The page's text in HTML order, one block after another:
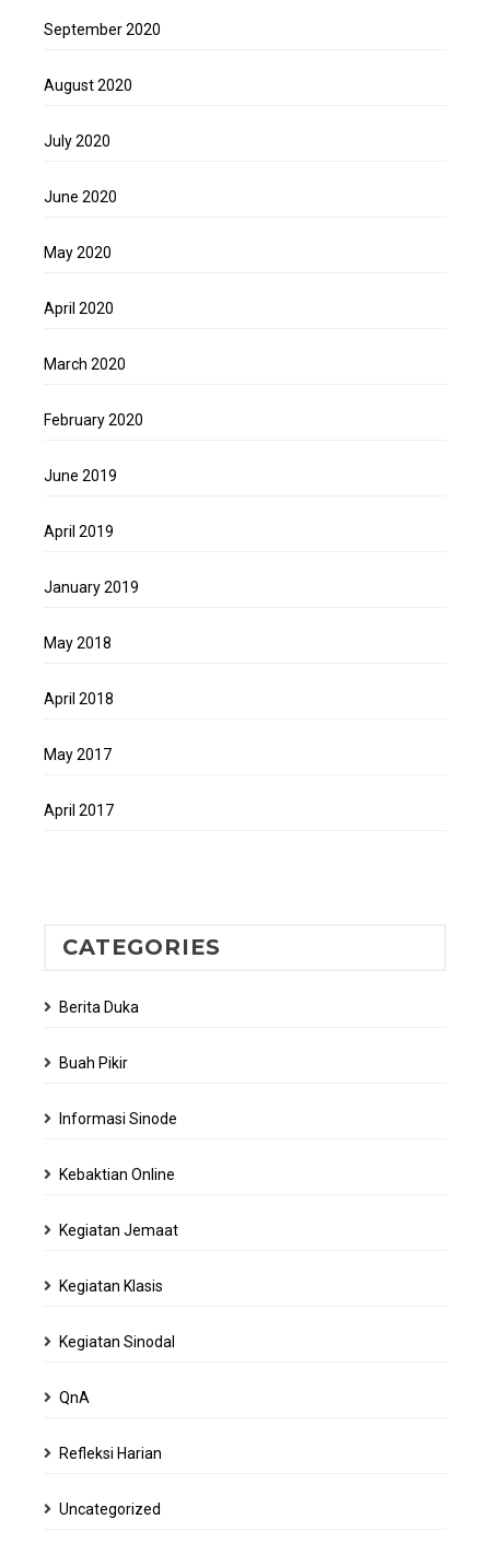
September 2020
August 2020
July 2020
June 2020
May 2020
April 2020
March 2020
February 2020
June 2019
April 2019
January 2019
May 2018
April 2018
May 2017
April 2017
CATEGORIES
Berita Duka
Buah Pikir
Informasi Sinode
Kebaktian Online
Kegiatan Jemaat
Kegiatan Klasis
Kegiatan Sinodal
QnA
Refleksi Harian
Uncategorized